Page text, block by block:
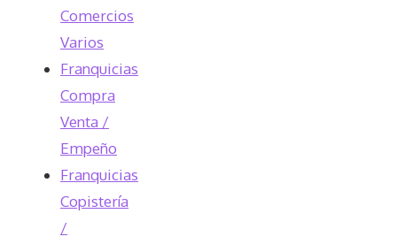
Comercios
Varios
Franquicias
Compra
Venta /
Empeño
Franquicias
Copistería
/